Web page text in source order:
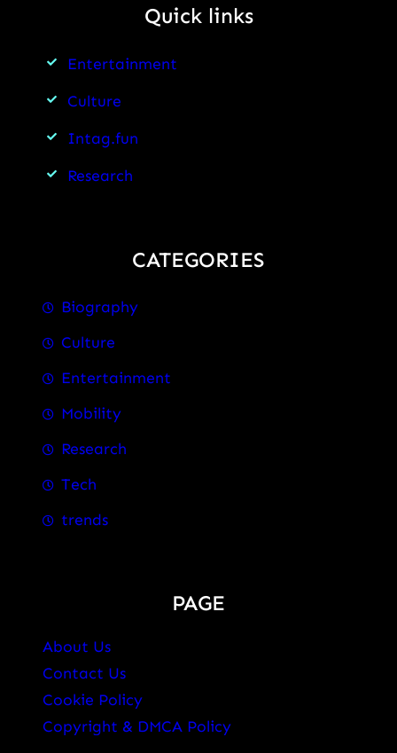
Quick links
Entertainment
Culture
Intag.fun
Research
CATEGORIES
Biography
Culture
Entertainment
Mobility
Research
Tech
trends
PAGE
About Us
Contact Us
Cookie Policy
Copyright & DMCA Policy